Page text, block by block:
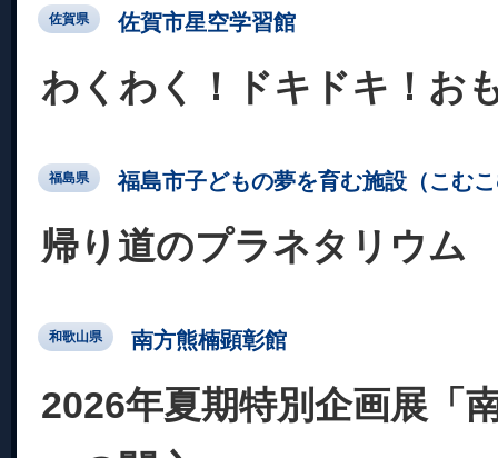
佐賀県 佐賀市星空学習館
わくわく！ドキドキ！お
福島県 福島市子どもの夢を育む施設（こむ
帰り道のプラネタリウム
和歌山県 南方熊楠顕彰館
2026年夏期特別企画展「